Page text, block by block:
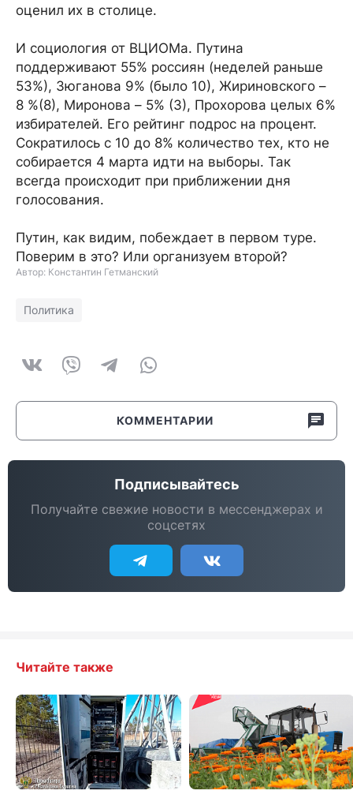
оценил их в столице.
И социология от ВЦИОМа. Путина
поддерживают 55% россиян (неделей раньше
53%), Зюганова 9% (было 10), Жириновского –
8 %(8), Миронова – 5% (3), Прохорова целых 6%
избирателей. Его рейтинг подрос на процент.
Сократилось с 10 до 8% количество тех, кто не
собирается 4 марта идти на выборы. Так
всегда происходит при приближении дня
голосования.
Путин, как видим, побеждает в первом туре.
Поверим в это? Или организуем второй?
Автор: Константин Гетманский
Политика
КОММЕНТАРИИ
Подписывайтесь
Получайте свежие новости в мессенджерах и
соцсетях
Читайте также